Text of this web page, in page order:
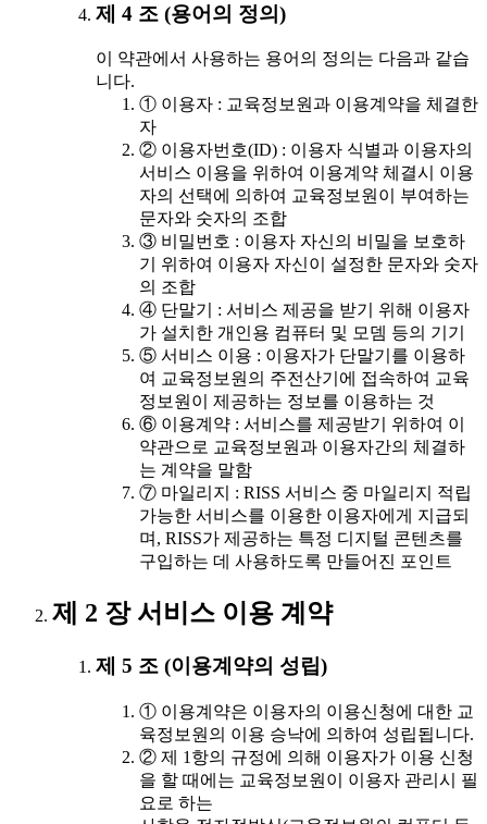
제 4 조 (용어의 정의)
이 약관에서 사용하는 용어의 정의는 다음과 같습
니다.
① 이용자 : 교육정보원과 이용계약을 체결한
자
② 이용자번호(ID) : 이용자 식별과 이용자의
서비스 이용을 위하여 이용계약 체결시 이용
자의 선택에 의하여 교육정보원이 부여하는
문자와 숫자의 조합
③ 비밀번호 : 이용자 자신의 비밀을 보호하
기 위하여 이용자 자신이 설정한 문자와 숫자
의 조합
④ 단말기 : 서비스 제공을 받기 위해 이용자
가 설치한 개인용 컴퓨터 및 모뎀 등의 기기
⑤ 서비스 이용 : 이용자가 단말기를 이용하
여 교육정보원의 주전산기에 접속하여 교육
정보원이 제공하는 정보를 이용하는 것
⑥ 이용계약 : 서비스를 제공받기 위하여 이
약관으로 교육정보원과 이용자간의 체결하
는 계약을 말함
⑦ 마일리지 : RISS 서비스 중 마일리지 적립
가능한 서비스를 이용한 이용자에게 지급되
며, RISS가 제공하는 특정 디지털 콘텐츠를
구입하는 데 사용하도록 만들어진 포인트
제 2 장 서비스 이용 계약
제 5 조 (이용계약의 성립)
① 이용계약은 이용자의 이용신청에 대한 교
육정보원의 이용 승낙에 의하여 성립됩니다.
② 제 1항의 규정에 의해 이용자가 이용 신청
을 할 때에는 교육정보원이 이용자 관리시 필
요로 하는